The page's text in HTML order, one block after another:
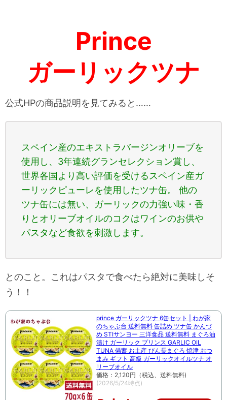
Prince
ガーリックツナ
公式HPの商品説明を見てみると……
スペイン産のエキストラバージンオリーブを
使用し、3年連続グランセレクション賞し、
世界各国より高い評価を受けるスペイン産ガ
ーリックピューレを使用したツナ缶。 他の
ツナ缶には無い、ガーリックの力強い味・香
りとオリーブオイルのコクはワインのお供や
パスタなど食欲を刺激します。
とのこと。これはパスタで食べたら絶対に美味しそ
う！！
prince ガーリックツナ 6缶セット | わが家
のちゃぶ台 送料無料 缶詰め ツナ缶 かんづ
め STIサンヨー 三洋食品 送料無料 まぐろ油
漬け ガーリック プリンス GARLIC OIL
TUNA 備蓄 お土産 びん長まぐろ 焼津 おつ
まみ ギフト 高級 ガーリックオイルツナ オ
リーブオイル
価格：2,120円（税込、送料無料)
(2026/5/24時点)